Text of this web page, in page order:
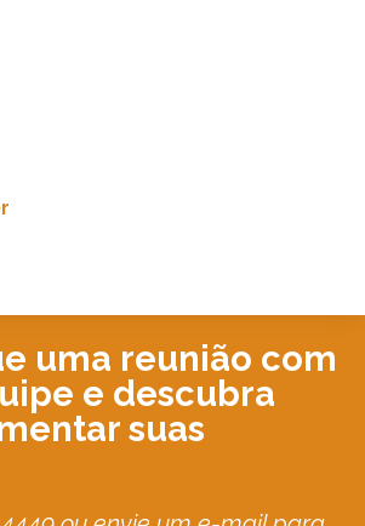
uma reunião com
e descubra
suas